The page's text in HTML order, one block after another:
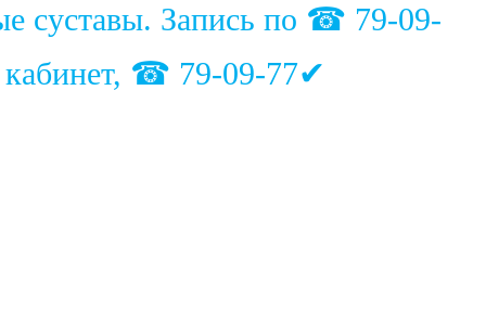
суставы. Запись по ☎ 79-09-
кабинет, ☎ 79-09-77✔